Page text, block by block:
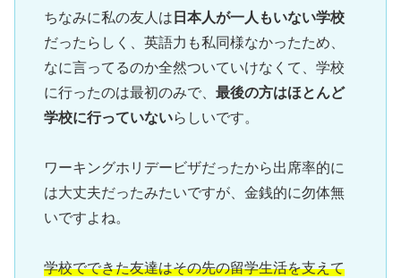
ちなみに私の友人は 日本人が一人もいない学校
だったらしく、英語力も私同様なかったため、
なに言ってるのか全然ついていけなくて、学校
に行ったのは最初のみで、 最後の方はほとんど
学校に行っていないらしいです。
ワーキングホリデービザだったから出席率的に
は大丈夫だったみたいですが、金銭的に勿体無
いですよね。
学校でできた友達はその先の留学生活を支えて